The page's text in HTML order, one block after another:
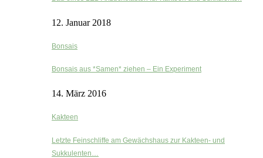
12. Januar 2018
Bonsais
Bonsais aus *Samen* ziehen – Ein Experiment
14. März 2016
Kakteen
Letzte Feinschliffe am Gewächshaus zur Kakteen- und
Sukkulenten…